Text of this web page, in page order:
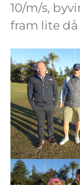
10/m/s,
fram lite då